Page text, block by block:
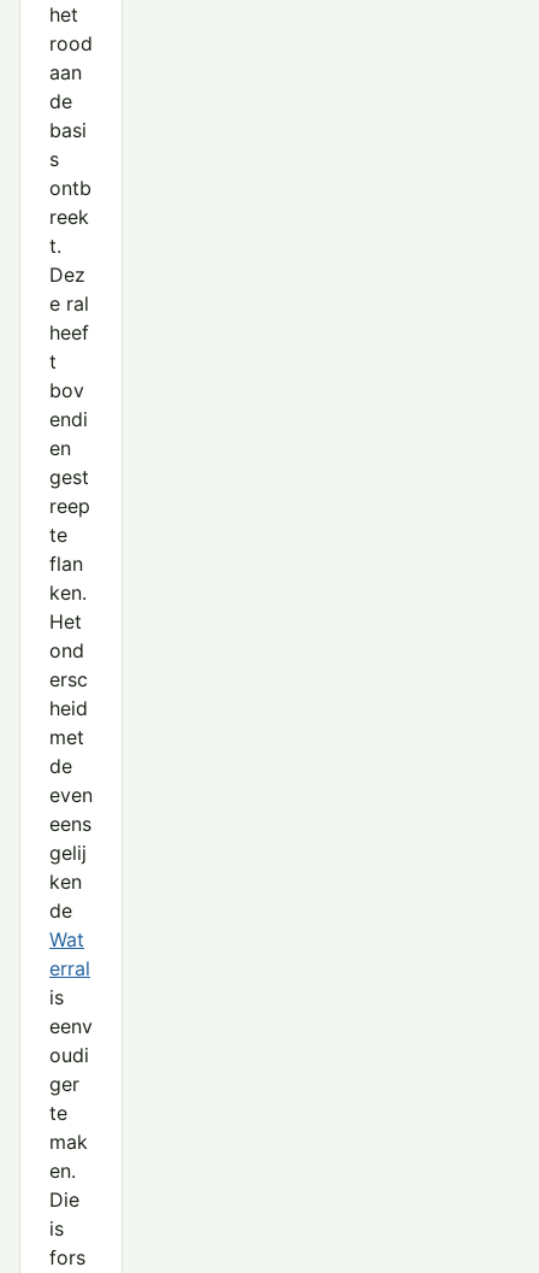
het
rood
aan
de
basi
s
ontb
reek
t.
Dez
e ral
heef
t
bov
endi
en
gest
reep
te
flan
ken.
Het
ond
ersc
heid
met
de
even
eens
gelij
ken
de
Wat
erral
is
eenv
oudi
ger
te
mak
en.
Die
is
fors